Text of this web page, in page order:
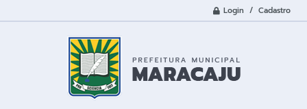
Ir para o conteúdo
Login / Cadastro